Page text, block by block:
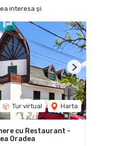
interesa și:
Tur virtual Harta
Next
cu Restaurant -
Oradea